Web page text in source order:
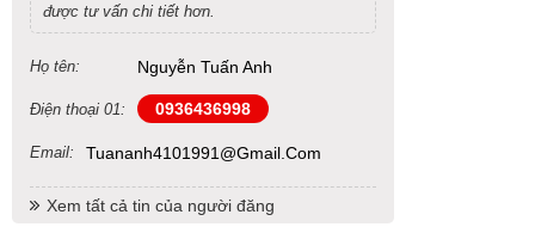
được tư vấn chi tiết hơn.
Họ tên: Nguyễn Tuấn Anh
Điện thoại 01: 0936436998
Email: Tuananh4101991@gmail.com
Xem tất cả tin của người đăng